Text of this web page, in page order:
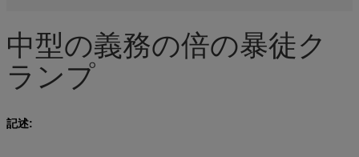
中型の義務の倍の暴徒ク
ランプ
記述: